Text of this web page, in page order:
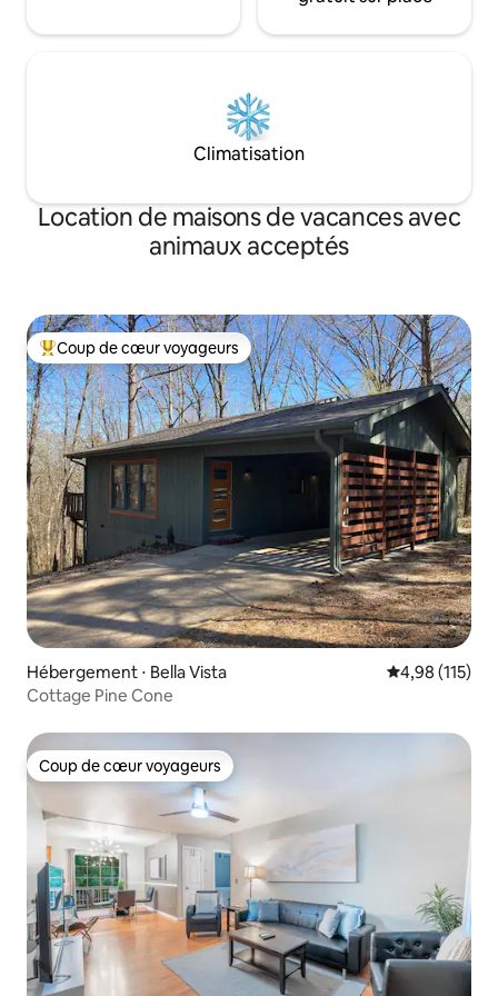
Climatisation
Location de maisons de vacances avec
animaux acceptés
Coups de cœur voyageurs les plus appréciés
Coup de cœur voyageurs
Hébergement ⋅ Bella Vista Évaluation
4,98 (115)
Cottage Pine Cone
Coup de cœur voyageurs
Coup de cœur voyageurs